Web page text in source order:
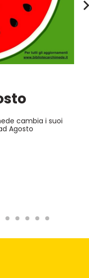
cambia i suoi
Agosto